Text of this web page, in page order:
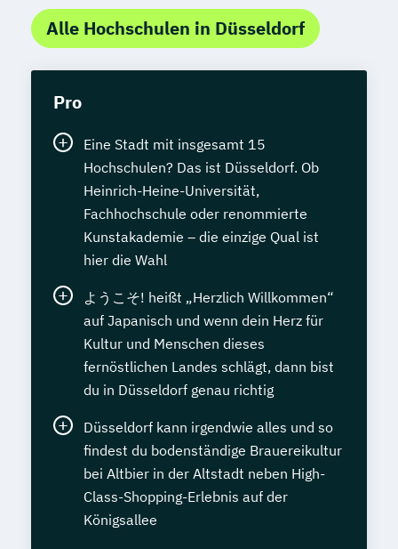
Alle Hochschulen in Düsseldorf
Pro
Eine Stadt mit insgesamt 15
Hochschulen? Das ist Düsseldorf. Ob
Heinrich-Heine-Universität,
Fachhochschule oder renommierte
Kunstakademie – die einzige Qual ist
hier die Wahl
ようこそ! heißt „Herzlich Willkommen“
auf Japanisch und wenn dein Herz für
Kultur und Menschen dieses
fernöstlichen Landes schlägt, dann bist
du in Düsseldorf genau richtig
Düsseldorf kann irgendwie alles und so
findest du bodenständige Brauereikultur
bei Altbier in der Altstadt neben High-
Class-Shopping-Erlebnis auf der
Königsallee